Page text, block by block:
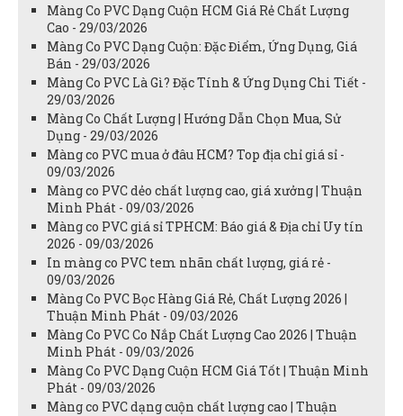
Màng Co PVC Dạng Cuộn HCM Giá Rẻ Chất Lượng
Cao - 29/03/2026
Màng Co PVC Dạng Cuộn: Đặc Điểm, Ứng Dụng, Giá
Bán - 29/03/2026
Màng Co PVC Là Gì? Đặc Tính & Ứng Dụng Chi Tiết -
29/03/2026
Màng Co Chất Lượng | Hướng Dẫn Chọn Mua, Sử
Dụng - 29/03/2026
Màng co PVC mua ở đâu HCM? Top địa chỉ giá sỉ -
09/03/2026
Màng co PVC dẻo chất lượng cao, giá xưởng | Thuận
Minh Phát - 09/03/2026
Màng co PVC giá sỉ TPHCM: Báo giá & Địa chỉ Uy tín
2026 - 09/03/2026
In màng co PVC tem nhãn chất lượng, giá rẻ -
09/03/2026
Màng Co PVC Bọc Hàng Giá Rẻ, Chất Lượng 2026 |
Thuận Minh Phát - 09/03/2026
Màng Co PVC Co Nắp Chất Lượng Cao 2026 | Thuận
Minh Phát - 09/03/2026
Màng Co PVC Dạng Cuộn HCM Giá Tốt | Thuận Minh
Phát - 09/03/2026
Màng co PVC dạng cuộn chất lượng cao | Thuận